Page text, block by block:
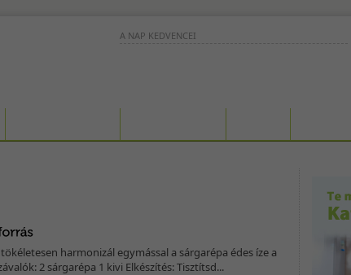
A NAP KEDVENCEI
nehezen tudsz magadhoz térni. -...
harmonizál egymással a sárgarépa édes íze a
2 sárgarépa 1 kivi Elkészítés: Tisztítsd...